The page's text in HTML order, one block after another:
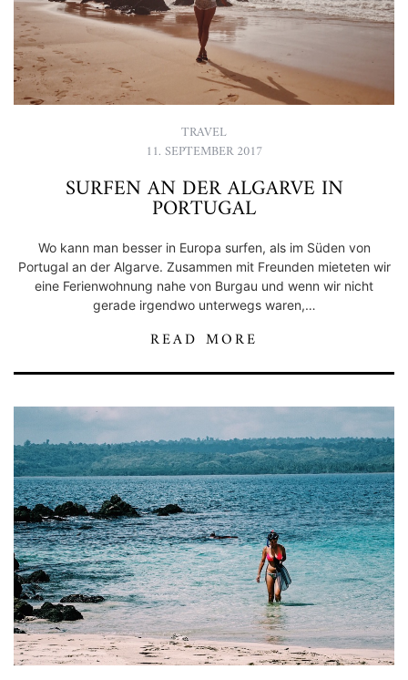
TRAVEL
11. SEPTEMBER 2017
SURFEN AN DER ALGARVE IN
PORTUGAL
Wo kann man besser in Europa surfen, als im Süden von
Portugal an der Algarve. Zusammen mit Freunden mieteten wir
eine Ferienwohnung nahe von Burgau und wenn wir nicht
gerade irgendwo unterwegs waren,…
READ MORE